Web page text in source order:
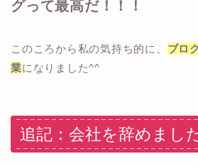
グって最高だ！！！
このころから私の気持ち的に、 ブロ
業になりました^^
追記：会社を辞めました